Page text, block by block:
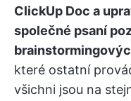
ClickUp Doc a
společné psaní
které ostatní
všichni jsou na